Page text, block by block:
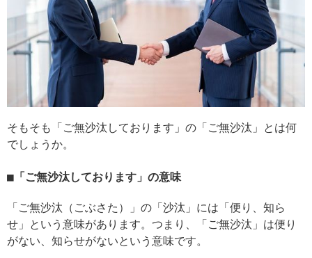
そもそも「ご無沙汰しております」の「ご無沙汰」とは何
でしょうか。
「ご無沙汰しております」の意味
「ご無沙汰（ごぶさた）」の「沙汰」には「便り、知ら
せ」という意味があります。つまり、「ご無沙汰」は便り
がない、知らせがないという意味です。